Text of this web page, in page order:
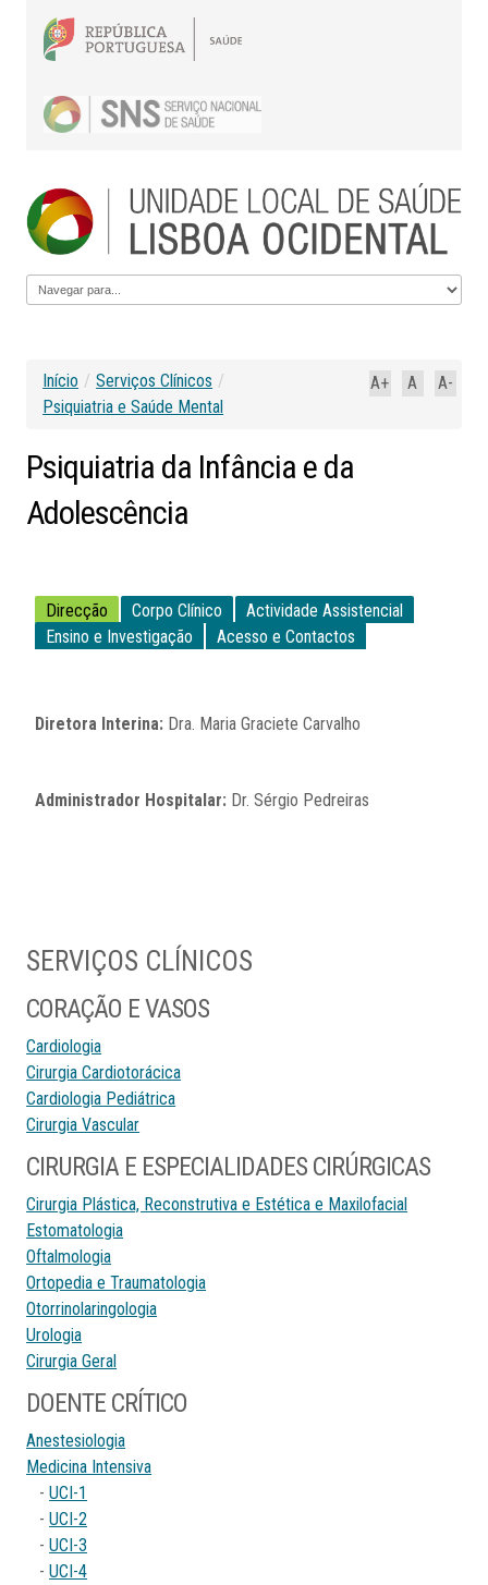
A-
A
A+
Início / Serviços Clínicos /
Psiquiatria e Saúde Mental
Psiquiatria da Infância e da
Adolescência
Direcção Corpo Clínico
Actividade Assistencial
Ensino e Investigação
Acesso e Contactos
Diretora Interina: Dra. Maria Graciete Carvalho
Administrador Hospitalar: Dr. Sérgio Pedreiras
SERVIÇOS CLÍNICOS
CORAÇÃO E VASOS
Cardiologia
Cirurgia Cardiotorácica
Cardiologia Pediátrica
Cirurgia Vascular
CIRURGIA E ESPECIALIDADES CIRÚRGICAS
Cirurgia Plástica, Reconstrutiva e Estética e Maxilofacial
Estomatologia
Oftalmologia
Ortopedia e Traumatologia
Otorrinolaringologia
Urologia
Cirurgia Geral
DOENTE CRÍTICO
Anestesiologia
Medicina Intensiva
-UCI-1
-UCI-2
-UCI-3
-UCI-4